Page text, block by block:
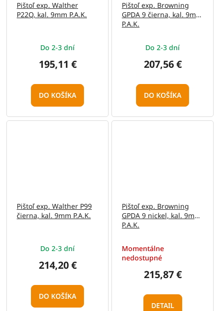
Pištoľ exp. Walther
P22Q, kal. 9mm P.A.K.
Do 2-3 dní
195,11 €
DO KOŠÍKA
Pištoľ exp. Browning
GPDA 9 čierna, kal. 9mm
P.A.K.
Do 2-3 dní
207,56 €
DO KOŠÍKA
Pištoľ exp. Walther P99
čierna, kal. 9mm P.A.K.
Do 2-3 dní
214,20 €
DO KOŠÍKA
Pištoľ exp. Browning
GPDA 9 nickel, kal. 9mm
P.A.K.
Momentálne
nedostupné
215,87 €
DETAIL